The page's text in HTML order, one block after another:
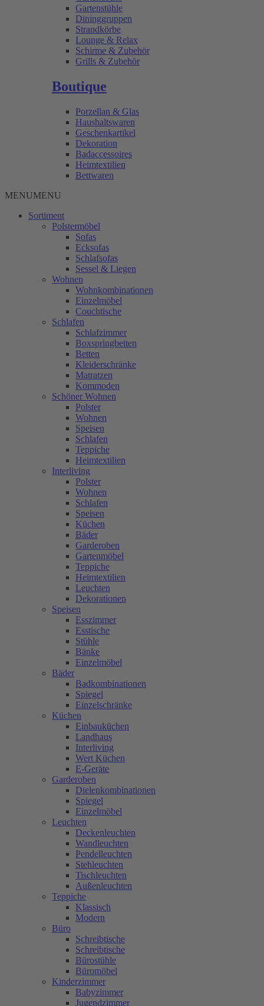
Gartenstühle
Dininggruppen
Strandkörbe
Lounge & Relax
Schirme & Zubehör
Grills & Zubehör
Boutique
Porzellan & Glas
Haushaltswaren
Geschenkartikel
Dekoration
Badaccessoires
Heimtextilien
Bettwaren
MENUMENU
Sortiment
Polstermöbel
Sofas
Ecksofas
Schlafsofas
Sessel & Liegen
Wohnen
Wohnkombinationen
Einzelmöbel
Couchtische
Schlafen
Schlafzimmer
Boxspringbetten
Betten
Kleiderschränke
Matratzen
Kommoden
Schöner Wohnen
Polster
Wohnen
Speisen
Schlafen
Teppiche
Heimtextilien
Interliving
Polster
Wohnen
Schlafen
Speisen
Küchen
Bäder
Garderoben
Gartenmöbel
Teppiche
Heimtextilien
Leuchten
Dekorationen
Speisen
Esszimmer
Esstische
Stühle
Bänke
Einzelmöbel
Bäder
Badkombinationen
Spiegel
Einzelschränke
Küchen
Einbauküchen
Landhaus
Interliving
Wert Küchen
E-Geräte
Garderoben
Dielenkombinationen
Spiegel
Einzelmöbel
Leuchten
Deckenleuchten
Wandleuchten
Pendelleuchten
Stehleuchten
Tischleuchten
Außenleuchten
Teppiche
Klassisch
Modern
Büro
Schreibtische
Schreibtische
Bürostühle
Büromöbel
Kinderzimmer
Babyzimmer
Jugendzimmer